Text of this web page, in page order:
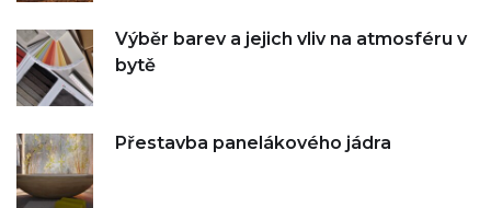
Výběr barev a jejich vliv na atmosféru v
bytě
Přestavba panelákového jádra